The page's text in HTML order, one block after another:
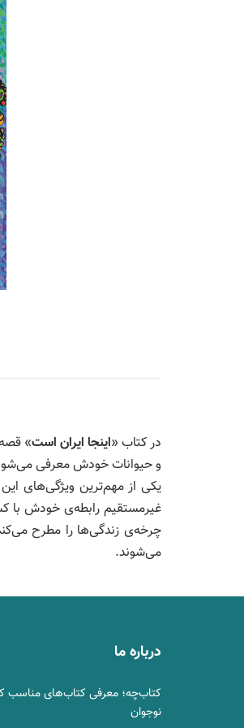
در کتاب «اینجا ایران است
و حیوانات خودش معرفی
یکی از مهم‌ترین ویژگی‌های
غیرمستقیم رابطه‌ی خودش با
چرخه‌ی زندگی‌ها را مطرح
می‌شوند.
درباره ما
کتاب‌چه؛ معرفی کتاب‌های مناسب
نوجوان